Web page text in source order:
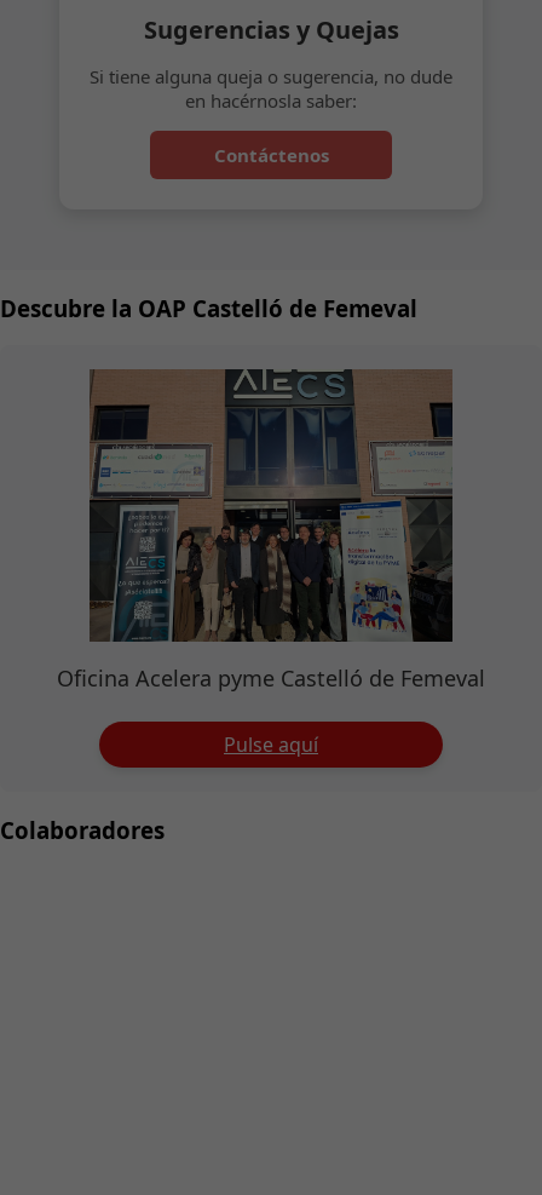
Sugerencias y Quejas
Si tiene alguna queja o sugerencia, no dude
en hacérnosla saber:
Contáctenos
Descubre la OAP Castelló de Femeval
Oficina Acelera pyme Castelló de Femeval
Pulse aquí
Colaboradores